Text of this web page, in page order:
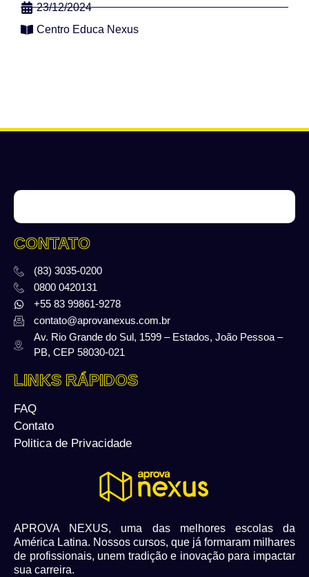
23/12/2024
Centro Educa Nexus
CONTATO
(83) 3035-0200
0800 0420131
+55 83 99861-9278
contato@aprovanexus.com.br
Av. Rio Grande do Sul, 1599 – Estados, João Pessoa –
PB, CEP 58030-021
LINKS RÁPIDOS
FAQ
Contato
Politica de Privacidade
APROVA NEXUS, uma das melhores escolas da
América Latina. Nossos cursos, que já formaram milhares
de profissionais, unem tradição e inovação para impactar
sua carreira.